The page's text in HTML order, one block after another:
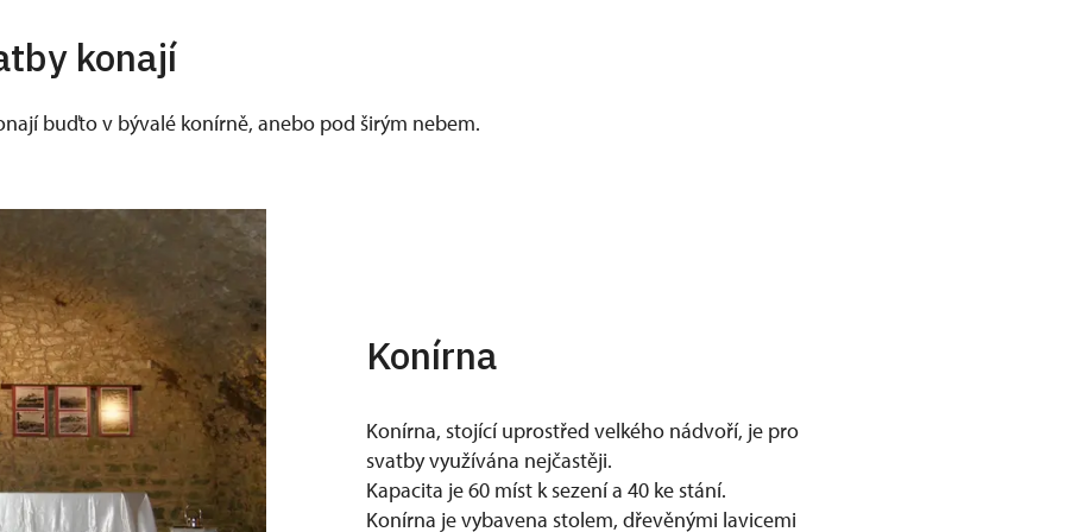
6. června
20. června
července
25. července
8. srpna
29. srpna
září
19. září
10. října
7. listopadu
konají
buďto v bývalé konírně, anebo pod širým nebem.
Konírna
Konírna, stojící uprostřed velkého nádvoří, je pro
svatby využívána nejčastěji.
Kapacita je 60 míst k sezení a 40 ke stání.
Konírna je vybavena stolem, dřevěnými lavicemi